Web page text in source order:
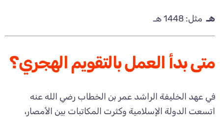
هـ مثل: 1448 هـ
متى بدأ العمل بالتقويم الهجري؟
في عهد الخليفة الراشد عمر بن الخطاب رضي الله عنه
اتسعت الدولة الإسلامية وكثرت المكاتبات بين الأمصار،